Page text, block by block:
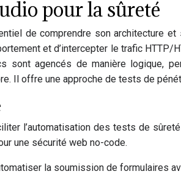
pour la sûreté
de comprendre son architecture
et d’intercepter le trafic
sont agencés de manière logique,
Il offre une approche de tests de
l’automatisation des tests de
une sécurité web no-code.
la soumission de formulaires